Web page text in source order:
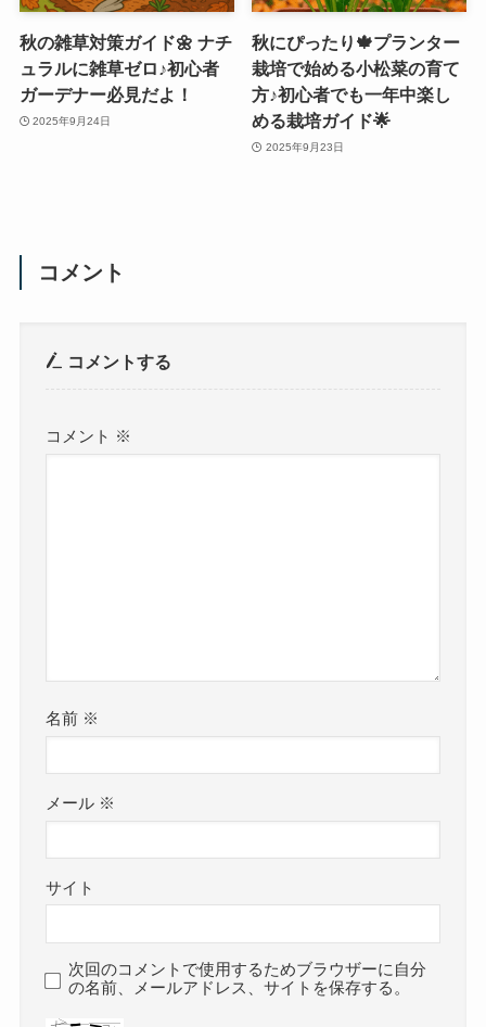
秋の雑草対策ガイド🌼 ナチ
ュラルに雑草ゼロ♪初心者
ガーデナー必見だよ！
2025年9月24日
秋にぴったり🍁プランター
栽培で始める小松菜の育て
方♪初心者でも一年中楽し
める栽培ガイド🌟
2025年9月23日
コメント
コメントする
コメント ※
名前 ※
メール ※
サイト
次回のコメントで使用するためブラウザーに自分
の名前、メールアドレス、サイトを保存する。